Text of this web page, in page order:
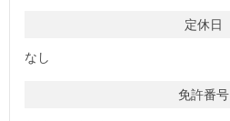
定休日
なし
免許番号